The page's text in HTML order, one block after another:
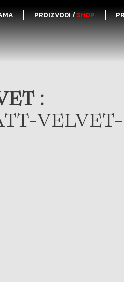
PROIZVODI /SHOP
:
VELVET-